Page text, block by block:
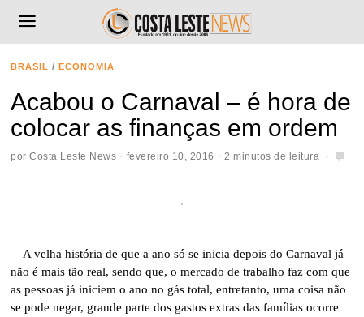
BRASIL / ECONOMIA
Acabou o Carnaval – é hora de
colocar as finanças em ordem
porCosta Leste News fevereiro 10, 2016 2 minutos de leitura
A velha história de que a ano só se inicia depois do Carnaval já
não é mais tão real, sendo que, o mercado de trabalho faz com que
as pessoas já iniciem o ano no gás total, entretanto, uma coisa não
se pode negar, grande parte dos gastos extras das famílias ocorre